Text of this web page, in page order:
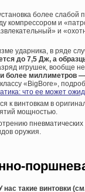
более слабой
компрессором и
и
ударника, в ряде
до 7,5 Дж, а
игрушек, вообще
более миллиметров
«BigBore»,
что ее может
к винтовкам в
мощностью.
оружия.
такие винтовки